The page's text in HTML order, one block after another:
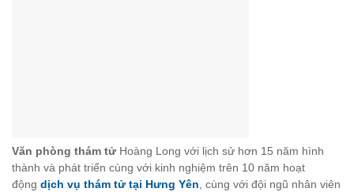
Văn phòng thám tử Hoàng Long với lịch sử hơn 15 năm hình
thành và phát triển cùng với kinh nghiệm trên 10 năm hoạt
động dịch vụ thám tử tại Hưng Yên, cùng với đội ngũ nhân viên